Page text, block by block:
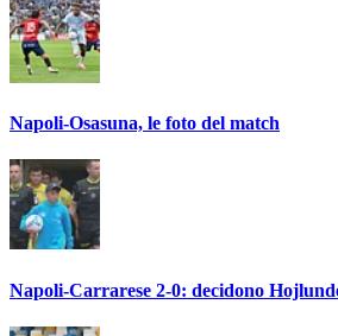
Napoli-Osasuna, le foto del match
Napoli-Carrarese 2-0: decidono